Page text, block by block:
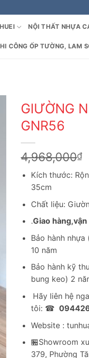
NỘI THẤT NHỰA
CÔNG ỐP TƯỜNG, LAM
GIƯỜNG
GNR56
4,968,000₫
Kích thước:
35cm
Chất liệu:
.Giao
Bảo hành
10 năm
Bảo hành kỹ
bung keo) 2
Hãy liên hệ
tôi: ☎
Website :
🏪Showroom
379, Phường